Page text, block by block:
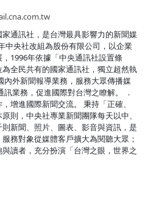
通訊社，是台灣最具影響力的新聞媒
中央社改組為股份有限公司，以企業
1996年依據「中央通訊社設置條
全民共有的國家通訊社，獨立超然執
內外新聞報導業務，服務大眾傳播媒
業務，促進國際對台灣之瞭解。 ．
增進國際新聞交流。 秉持「正確、
則，中央社專業新聞團隊每天以中、
新聞、照片、圖表、影音與資訊，是
務對象從媒體客戶擴大為閱聽大眾；
讀者，充分扮演「台灣之眼，世界之